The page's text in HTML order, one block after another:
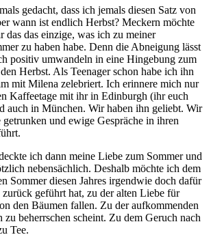
gedacht, dass ich jemals diesen Satz von
wann ist endlich Herbst? Meckern möchte
das das einzige, was ich zu meiner
zu haben habe. Denn die Abneigung lässt
positiv umwandeln in eine Hingebung zum
Herbst. Als Teenager schon habe ich ihn
mit Milena zelebriert. Ich erinnere mich nur
Kaffeetage mit ihr in Edinburgh (ihr euch
auch in München. Wir haben ihn geliebt. Wir
getrunken und ewige Gespräche in ihren
ich dann meine Liebe zum Sommer und
nebensächlich. Deshalb möchte ich dem
Sommer diesen Jahres irgendwie doch dafür
zurück geführt hat, zu der alten Liebe für
den Bäumen fallen. Zu der aufkommenden
zu beherrschen scheint. Zu dem Geruch nach
Tee.